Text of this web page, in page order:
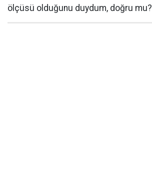
ölçüsü olduğunu duydum, doğru mu?